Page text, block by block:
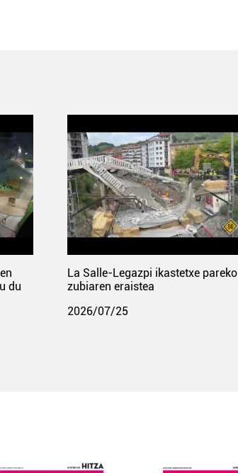
du
La Salle-Legazpi ikastetxe pareko
zubiaren eraistea
2026/07/25